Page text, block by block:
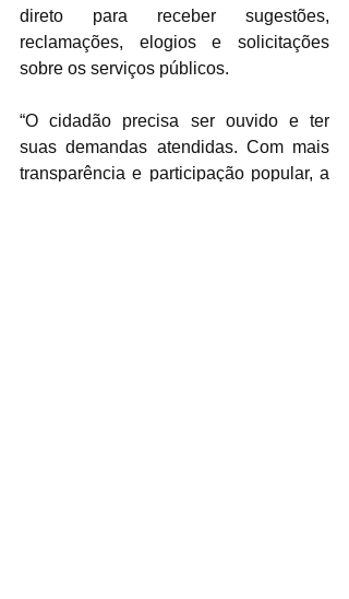
direto para receber sugestões,
reclamações, elogios e solicitações
sobre os serviços públicos.
“O cidadão precisa ser ouvido e ter
suas demandas atendidas. Com mais
transparência e participação popular, a